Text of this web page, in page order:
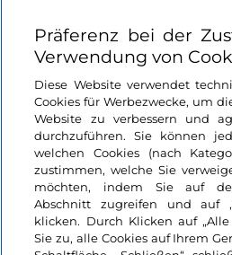
Nützliche Links
Login
Bleiben wir in Kontakt
Präferenz bei der
Verwendung von
Diese Website verwendet
Cookies für Werbezwecke, um
Website zu verbessern und
durchzuführen. Sie können
welchen Cookies (nach
zustimmen, welche Sie
möchten, indem Sie auf
Abschnitt zugreifen und auf
klicken. Durch Klicken auf
Sie zu, alle Cookies auf Ihrem